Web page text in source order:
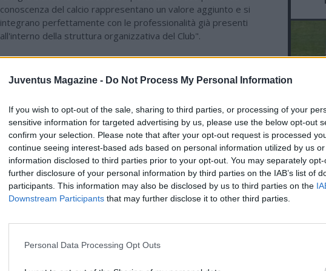
Juventus Magazine - Do Not Process My Personal Information
If you wish to opt-out of the sale, sharing to third parties, or processing of your
sensitive information for targeted advertising by us, please use the below opt-out
confirm your selection. Please note that after your opt-out request is processed
continue seeing interest-based ads based on personal information utilized by us
information disclosed to third parties prior to your opt-out. You may separately
further disclosure of your personal information by third parties on the IAB’s list of
participants. This information may also be disclosed by us to third parties on the
Downstream Participants that may further disclose it to other third parties.
Personal Data Processing Opt Outs
conoscenza del calcio rappresentano un valore aggiunto e si
integrano perfettamente con le professionalità già presenti
all'interno della struttura organizzativa del Club".
ULTIMISSIME CALCIO
07.08 18:41 - MEDIASET - Juventus-
Inter, le probabili formazioni
dell'amichevole di Perth: out Gatti,
Pio-Idrissou coppia confermata
07.08 15:10 - JUVENTUS - Spalletti:
"Nessuno strascico dopo la
simulazione di Bastoni"
07.08 14:42 - MEDIASET - Juventus,
la cessione di Gatti
del